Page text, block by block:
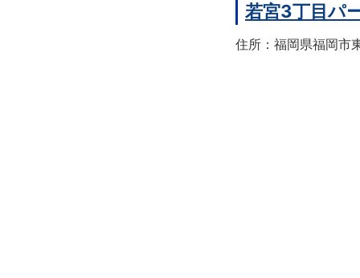
若宮3丁目パ
住所：福岡県福岡市